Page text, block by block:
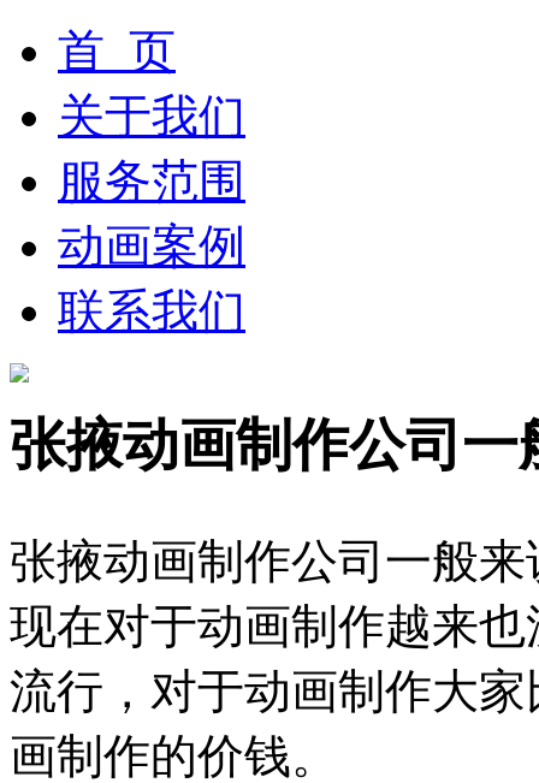
首 页
关于我们
服务范围
动画案例
联系我们
张掖动画制作公司
张掖动画制作公司一般
现在对于动画制作越来
流行，对于动画制作大
画制作的价钱。